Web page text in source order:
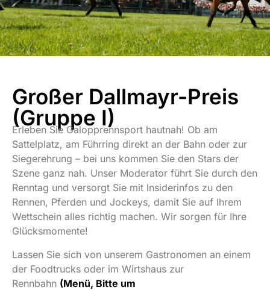
Großer Dallmayr-Preis
(Gruppe I)
Erleben Sie Galopprennsport hautnah! Ob am
Sattelplatz, am Führring direkt an der Bahn oder zur
Siegerehrung – bei uns kommen Sie den Stars der
Szene ganz nah. Unser Moderator führt Sie durch den
Renntag und versorgt Sie mit Insiderinfos zu den
Rennen, Pferden und Jockeys, damit Sie auf Ihrem
Wettschein alles richtig machen. Wir sorgen für Ihre
Glücksmomente!
Lassen Sie sich von unserem Gastronomen an einem
der Foodtrucks oder im Wirtshaus zur
Rennbahn (Menü, Bitte um